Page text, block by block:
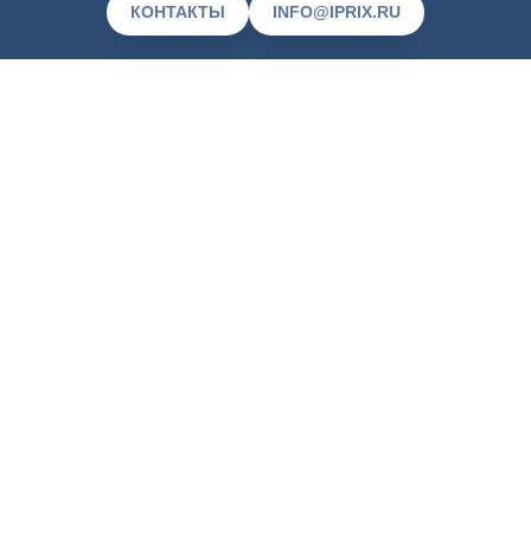
КОНТАКТЫ INFO@IPRIX.RU